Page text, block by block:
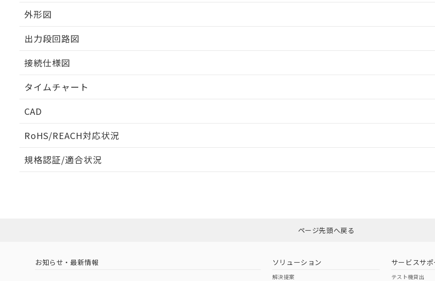
外形図
出力段回路図
接続仕様図
タイムチャート
CAD
RoHS/REACH対応状況
EU RoHS 注意事項・凡例
ダウンロードはこちら
中国 RoHS 注意事項・凡例
規格認証/適合状況
（イギリス
（ノルウェー
（日本
（アメリカ
ページ先頭へ戻る
お知らせ・最新情報 ソリューション
解決提案
サービスサポ
テスト機貸出